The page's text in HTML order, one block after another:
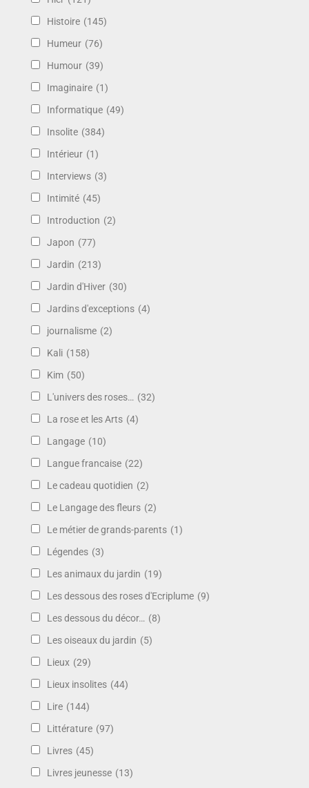
Histoire (145)
Humeur (76)
Humour (39)
Imaginaire (1)
Informatique (49)
Insolite (384)
Intérieur (1)
Interviews (3)
Intimité (45)
Introduction (2)
Japon (77)
Jardin (213)
Jardin d'Hiver (30)
Jardins d'exceptions (4)
journalisme (2)
Kali (158)
Kim (50)
L'univers des roses… (32)
La rose et les Arts (4)
Langage (10)
Langue francaise (22)
Le cadeau quotidien (2)
Le Langage des fleurs (2)
Le métier de grands-parents (1)
Légendes (3)
Les animaux du jardin (19)
Les dessous des roses d'Ecriplume (9)
Les dessous du décor… (8)
Les oiseaux du jardin (5)
Lieux (29)
Lieux insolites (44)
Lire (144)
Littérature (97)
Livres (45)
Livres jeunesse (13)